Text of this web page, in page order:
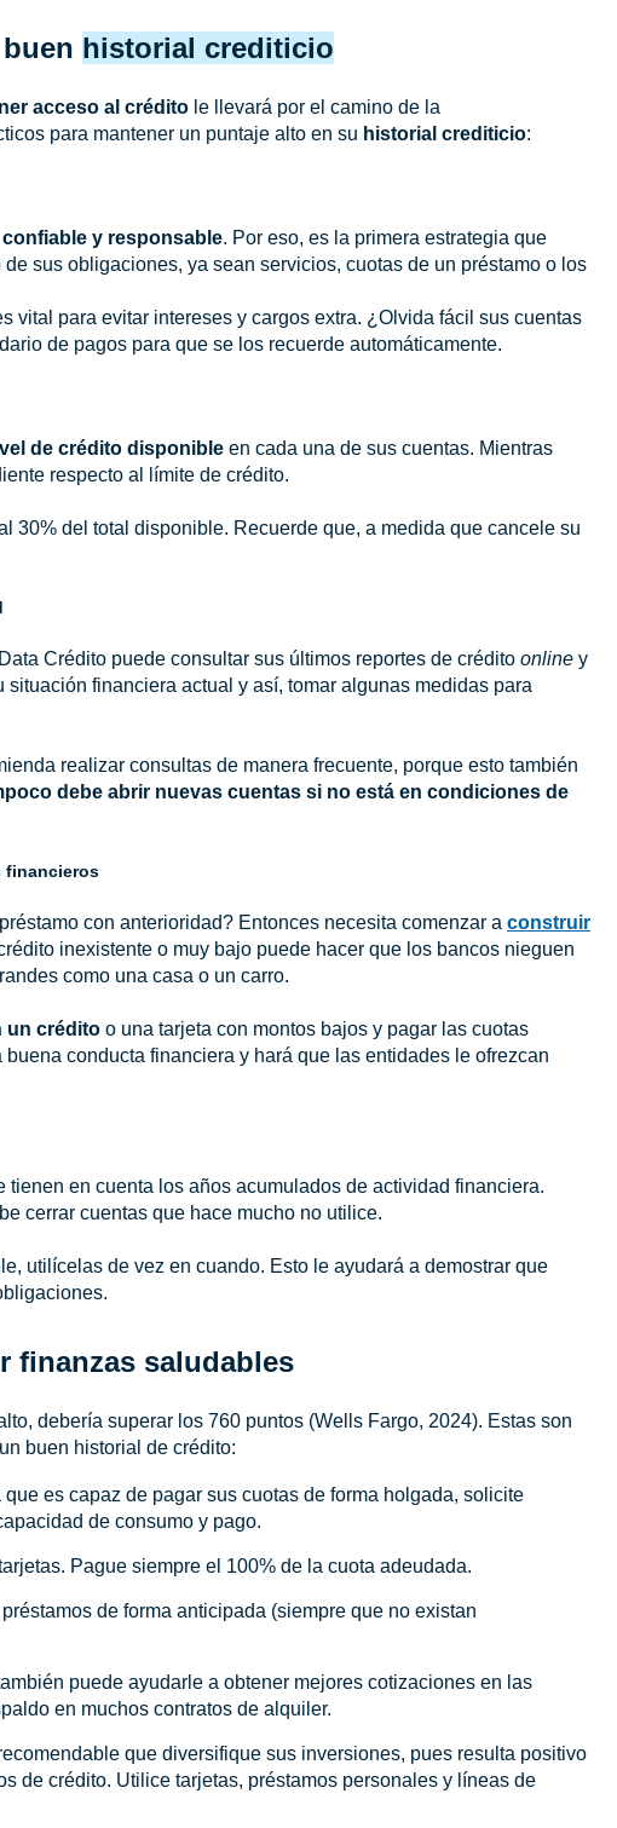
historial crediticio
acceso al crédito le llevará por el camino de la
para mantener un puntaje alto en su historial crediticio:
confiable y responsable. Por eso, es la primera estrategia que
sus obligaciones, ya sean servicios, cuotas de un préstamo o los
vital para evitar intereses y cargos extra. ¿Olvida fácil sus cuentas
de pagos para que se los recuerde automáticamente.
de crédito disponible en cada una de sus cuentas. Mientras
respecto al límite de crédito.
30% del total disponible. Recuerde que, a medida que cancele su
Crédito puede consultar sus últimos reportes de crédito online y
financiera actual y así, tomar algunas medidas para
realizar consultas de manera frecuente, porque esto también
debe abrir nuevas cuentas si no está en condiciones de
financieros
con anterioridad? Entonces necesita comenzar a construir
inexistente o muy bajo puede hacer que los bancos nieguen
como una casa o un carro.
un crédito o una tarjeta con montos bajos y pagar las cuotas
conducta financiera y hará que las entidades le ofrezcan
tienen en cuenta los años acumulados de actividad financiera.
cerrar cuentas que hace mucho no utilice.
utilícelas de vez en cuando. Esto le ayudará a demostrar que
finanzas saludables
debería superar los 760 puntos (Wells Fargo, 2024). Estas son
buen historial de crédito:
es capaz de pagar sus cuotas de forma holgada, solicite
de consumo y pago.
Pague siempre el 100% de la cuota adeudada.
de forma anticipada (siempre que no existan
puede ayudarle a obtener mejores cotizaciones en las
en muchos contratos de alquiler.
que diversifique sus inversiones, pues resulta positivo
de crédito. Utilice tarjetas, préstamos personales y líneas de